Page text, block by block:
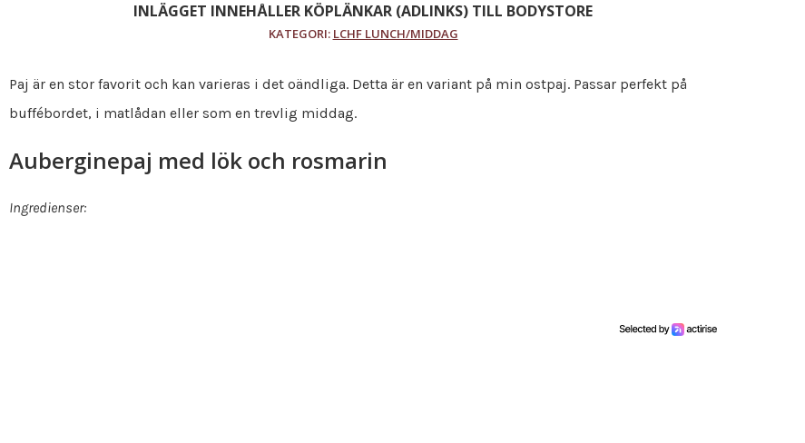
INLÄGGET INNEHÅLLER KÖPLÄNKAR (ADLINKS) TILL BODYSTORE
KATEGORI: LCHF LUNCH/MIDDAG
Paj är en stor favorit och kan varieras i det oändliga. Detta är en variant på min ostpaj. Passar perfekt på
buffébordet, i matlådan eller som en trevlig middag.
Auberginepaj med lök och rosmarin
Ingredienser: